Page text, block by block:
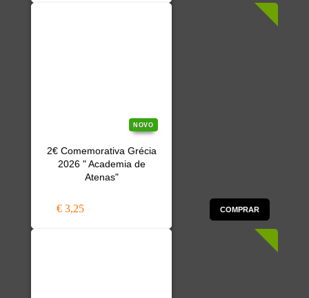
NOVO
2€ Comemorativa Grécia
2026 " Academia de
Atenas"
€ 3,25 COMPRAR